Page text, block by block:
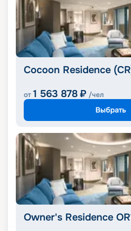
Cocoon Residence
от 1 563 878 ₽ /чел
Выбрать
Owner's Residence